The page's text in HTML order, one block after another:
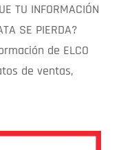
TU INFORMACIÓN
SE PIERDA?
de ELCO
de ventas,